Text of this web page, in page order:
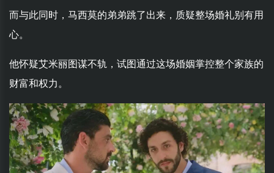
而与此同时，马西莫的弟弟跳了出来，质疑整场婚礼别有用
心。
他怀疑艾米丽图谋不轨，试图通过这场婚姻掌控整个家族的
财富和权力。